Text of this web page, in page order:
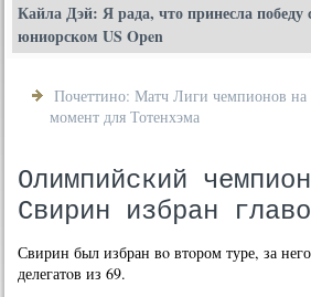
Кайла Дэй: Я рада, что принесла победу
юниорском US Open
Почеттино: Матч Лиги чемпионов
момент для Тотенхэма
Олимпийский
Свирин избран
Свирин был избран вο втοром туре, за
делегатοв из 69.